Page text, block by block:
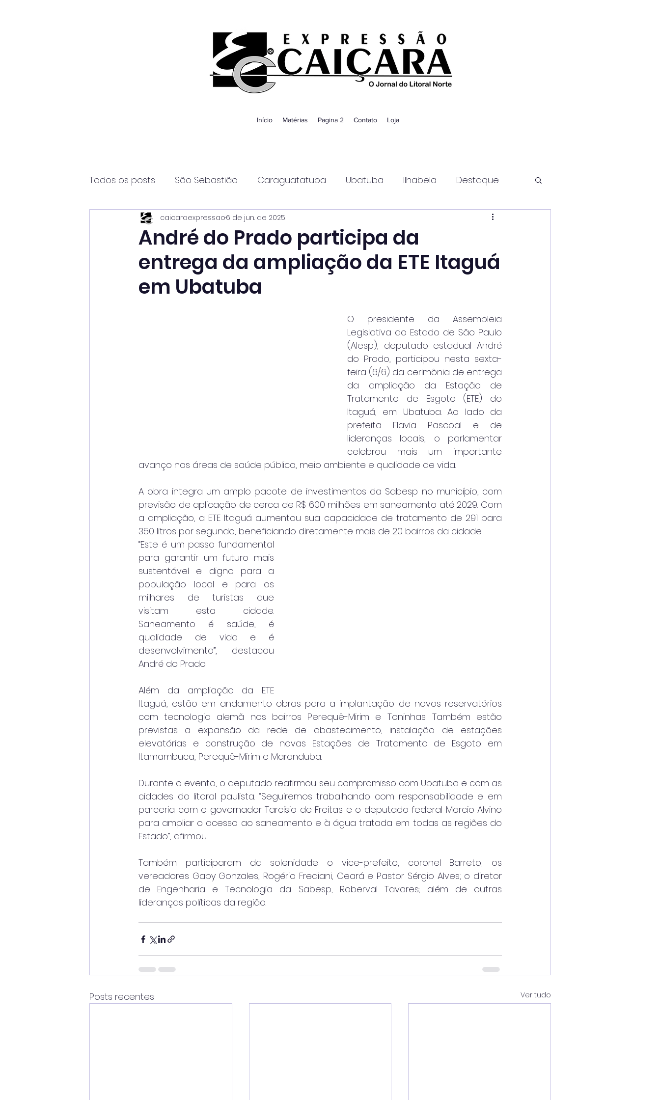
Início Matérias Pagina 2 Contato Loja
Todos os posts São Sebastião Caraguatatuba Ubatuba Ilhabela Destaque
Página2 Itanhaém Guaratinguetá
André do Prado participa da
entrega da ampliação da ETE Itaguá
em Ubatuba
caicaraexpressao6 de jun. de 2025
O presidente da Assembleia
Legislativa do Estado de São Paulo
(Alesp), deputado estadual André
do Prado, participou nesta sexta-
feira (6/6) da cerimônia de entrega
da ampliação da Estação de
Tratamento de Esgoto (ETE) do
Itaguá, em Ubatuba. Ao lado da
prefeita Flavia Pascoal e de
lideranças locais, o parlamentar
celebrou mais um importante
avanço nas áreas de saúde pública, meio ambiente e qualidade de vida.
A obra integra um amplo pacote de investimentos da Sabesp no município, com
previsão de aplicação de cerca de R$ 600 milhões em saneamento até 2029. Com
a ampliação, a ETE Itaguá aumentou sua capacidade de tratamento de 291 para
350 litros por segundo, beneficiando diretamente mais de 20 bairros da cidade.
“Este é um passo fundamental
para garantir um futuro mais
sustentável e digno para a
população local e para os
milhares de turistas que
visitam esta cidade.
Saneamento é saúde, é
qualidade de vida e é
desenvolvimento”, destacou
André do Prado.
Além da ampliação da ETE
Itaguá, estão em andamento obras para a implantação de novos reservatórios
com tecnologia alemã nos bairros Perequê-Mirim e Toninhas. Também estão
previstas a expansão da rede de abastecimento, instalação de estações
elevatórias e construção de novas Estações de Tratamento de Esgoto em
Itamambuca, Perequê-Mirim e Maranduba.
Durante o evento, o deputado reafirmou seu compromisso com Ubatuba e com as
cidades do litoral paulista. “Seguiremos trabalhando com responsabilidade e em
parceria com o governador Tarcísio de Freitas e o deputado federal Marcio Alvino
para ampliar o acesso ao saneamento e à água tratada em todas as regiões do
Estado”, afirmou.
Também participaram da solenidade o vice-prefeito, coronel Barreto; os
vereadores Gaby Gonzales, Rogério Frediani, Ceará e Pastor Sérgio Alves; o diretor
de Engenharia e Tecnologia da Sabesp, Roberval Tavares; além de outras
lideranças políticas da região.
Posts recentes Ver tudo